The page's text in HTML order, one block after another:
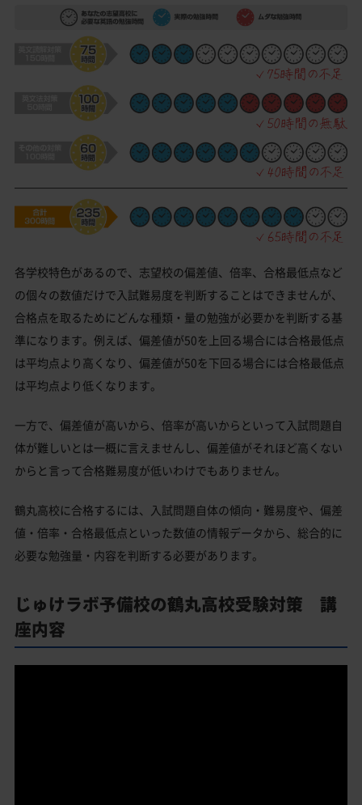
各学校特色があるので、志望校の偏差値、倍率、合格最低点など
の個々の数値だけで入試難易度を判断することはできませんが、
合格点を取るためにどんな種類・量の勉強が必要かを判断する基
準になります。例えば、偏差値が50を上回る場合には合格最低点
は平均点より高くなり、偏差値が50を下回る場合には合格最低点
は平均点より低くなります。
一方で、偏差値が高いから、倍率が高いからといって入試問題自
体が難しいとは一概に言えませんし、偏差値がそれほど高くない
からと言って合格難易度が低いわけでもありません。
鶴丸高校に合格するには、入試問題自体の傾向・難易度や、偏差
値・倍率・合格最低点といった数値の情報データから、総合的に
必要な勉強量・内容を判断する必要があります。
じゅけラボ予備校の鶴丸高校受験対策 講
座内容